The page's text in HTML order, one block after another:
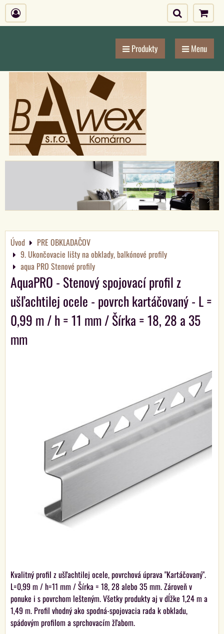
Produkty Menu
Úvod
PRE OBKLADAČOV
9. Ukončovacie lišty na obklady, balkónové profily
aqua PRO Stenové profily
AquaPRO - Stenový spojovací profil z
ušľachtilej ocele - povrch kartáčovaný - L =
0,99 m / h = 11 mm / Šírka = 18, 28 a 35
mm
Kvalitný profil z ušľachtilej ocele, povrchová úprava "Kartáčovaný".
L=0,99 m / h=11 mm / Šírka = 18, 28 alebo 35 mm. Zároveň v
ponuke i s povrchom lešteným. Všetky produkty aj v dĺžke 1,24 m a
1,49 m. Profil vhodný ako spodná-spojovacia rada k obkladu,
spádovým profilom a sprchovacím žľabom.